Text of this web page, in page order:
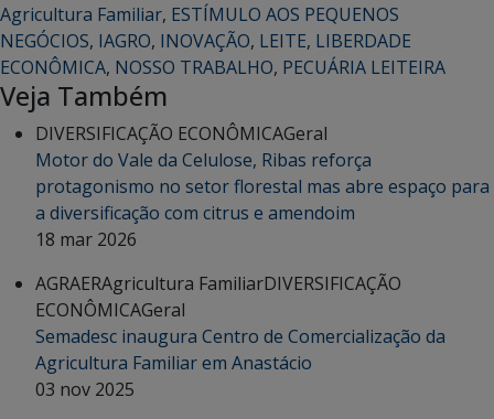
Agricultura Familiar, ESTÍMULO AOS PEQUENOS
NEGÓCIOS, IAGRO, INOVAÇÃO, LEITE, LIBERDADE
ECONÔMICA, NOSSO TRABALHO, PECUÁRIA LEITEIRA
Veja Também
DIVERSIFICAÇÃO ECONÔMICAGeral
Motor do Vale da Celulose, Ribas reforça
protagonismo no setor florestal mas abre espaço para
a diversificação com citrus e amendoim
18 mar 2026
AGRAERAgricultura FamiliarDIVERSIFICAÇÃO
ECONÔMICAGeral
Semadesc inaugura Centro de Comercialização da
Agricultura Familiar em Anastácio
03 nov 2025